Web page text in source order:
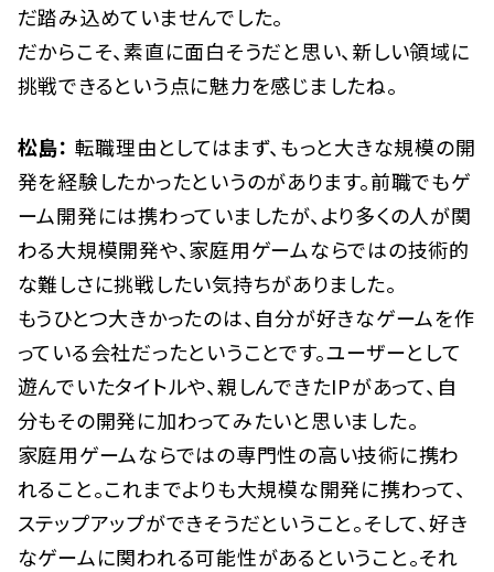
だ踏み込めていませんでした。
だからこそ、素直に面白そうだと思い、新しい領域に
挑戦できるという点に魅力を感じましたね。
松島： 転職理由としてはまず、もっと大きな規模の開
発を経験したかったというのがあります。前職でもゲ
ーム開発には携わっていましたが、より多くの人が関
わる大規模開発や、家庭用ゲームならではの技術的
な難しさに挑戦したい気持ちがありました。
もうひとつ大きかったのは、自分が好きなゲームを作
っている会社だったということです。ユーザーとして
遊んでいたタイトルや、親しんできたIPがあって、自
分もその開発に加わってみたいと思いました。
家庭用ゲームならではの専門性の高い技術に携わ
れること。これまでよりも大規模な開発に携わって、
ステップアップができそうだということ。そして、好き
なゲームに関われる可能性があるということ。それ